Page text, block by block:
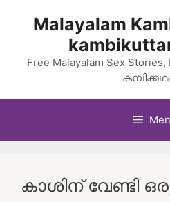
Malayalam
Free Malayalam Sex
കാശിന് വേണ്ടി